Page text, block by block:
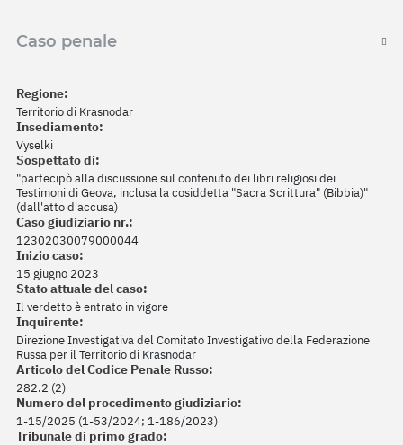
Caso penale
Regione:
Territorio di Krasnodar
Insediamento:
Vyselki
Sospettato di:
"partecipò alla discussione sul contenuto dei libri religiosi dei
Testimoni di Geova, inclusa la cosiddetta "Sacra Scrittura" (Bibbia)"
(dall'atto d'accusa)
Caso giudiziario nr.:
12302030079000044
Inizio caso:
15 giugno 2023
Stato attuale del caso:
Il verdetto è entrato in vigore
Inquirente:
Direzione Investigativa del Comitato Investigativo della Federazione
Russa per il Territorio di Krasnodar
Articolo del Codice Penale Russo:
282.2 (2)
Numero del procedimento giudiziario:
1-15/2025 (1-53/2024; 1-186/2023)
Tribunale di primo grado: